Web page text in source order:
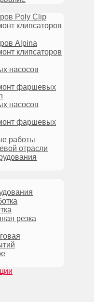
Poly Clip
клипсаторов
Alpina
клипсаторов
насосов
фаршевых
насосов
фаршевых
работы
отрасли
резка